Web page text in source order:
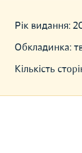
Рік видання:
Обкладинка:
Кількість